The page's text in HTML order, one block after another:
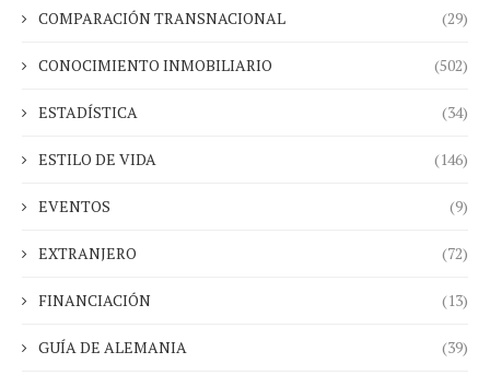
COMPARACIÓN TRANSNACIONAL (29)
CONOCIMIENTO INMOBILIARIO (502)
ESTADÍSTICA (34)
ESTILO DE VIDA (146)
EVENTOS (9)
EXTRANJERO (72)
FINANCIACIÓN (13)
GUÍA DE ALEMANIA (39)